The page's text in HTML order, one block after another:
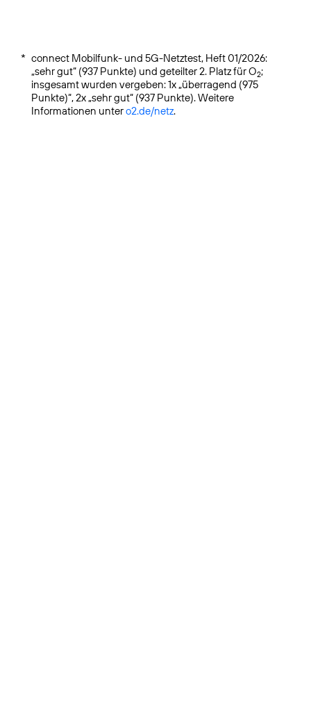
* connect Mobilfunk- und 5G-Netztest, Heft 01/2026:
„sehr gut“ (937 Punkte) und geteilter 2. Platz für O2;
insgesamt wurden vergeben: 1x „überragend (975
Punkte)“, 2x „sehr gut“ (937 Punkte). Weitere
Informationen untero2.de/netz.